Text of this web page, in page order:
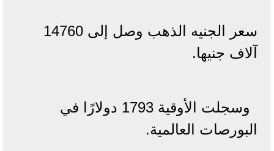
سعر الجنيه الذهب وصل إلى 14760
آلاف جنيها.
وسجلت الأوقية 1793 دولارًا في
البورصات العالمية.